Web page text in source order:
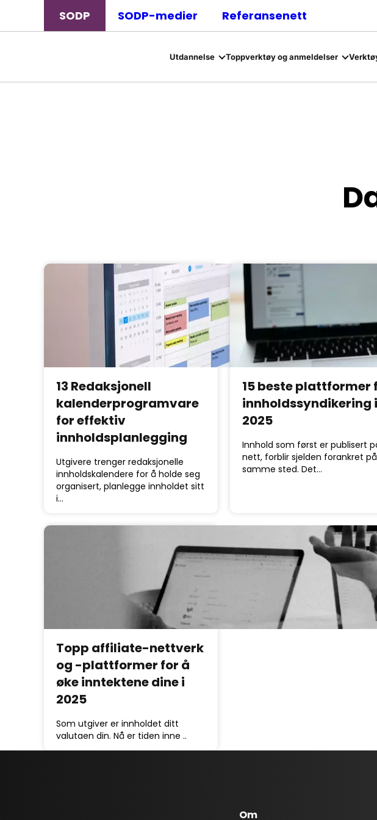
SODP SODP-medier Referansenett
Utdannelse Toppverktøy og anmeldelser
13 Redaksjonell
kalenderprogramvare
for effektiv
innholdsplanlegging
Utgivere trenger redaksjonelle
innholdskalendere for å holde seg
organisert, planlegge innholdet sitt
i…
15 beste plattformer
innholdssyndikering i
2025
Innhold som først er publisert
nett, forblir sjelden forankret på
samme sted. Det…
Topp affiliate-nettverk
og -plattformer for å
øke inntektene dine i
2025
Som utgiver er innholdet ditt
valutaen din. Nå er tiden inne ..
Om